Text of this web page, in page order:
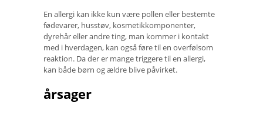
En allergi kan ikke kun være pollen eller bestemte
fødevarer, husstøv, kosmetikkomponenter,
dyrehår eller andre ting, man kommer i kontakt
med i hverdagen, kan også føre til en overfølsom
reaktion. Da der er mange triggere til en allergi,
kan både børn og ældre blive påvirket.
årsager